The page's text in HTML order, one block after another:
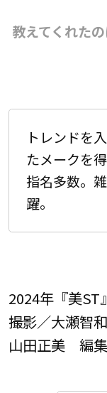
教えてくれた
トレンドを
たメークを
指名多数。
躍。
2024年『美ST
撮影／大瀬智
山田正美 編